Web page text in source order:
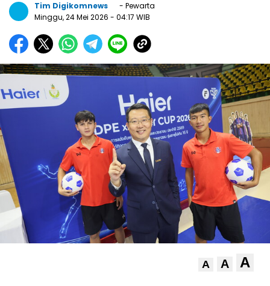
Tim Digikomnews
- Pewarta
Minggu, 24 Mei 2026 - 04:17 WIB
A A A